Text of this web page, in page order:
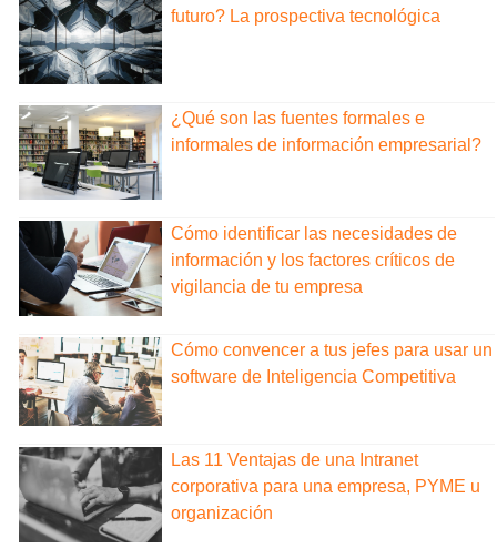
futuro? La prospectiva tecnológica
¿Qué son las fuentes formales e
informales de información empresarial?
Cómo identificar las necesidades de
información y los factores críticos de
vigilancia de tu empresa
Cómo convencer a tus jefes para usar un
software de Inteligencia Competitiva
Las 11 Ventajas de una Intranet
corporativa para una empresa, PYME u
organización